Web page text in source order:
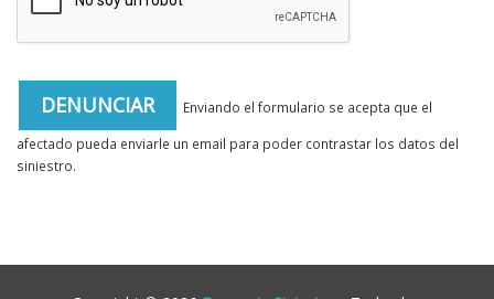
Enviando el formulario se acepta que el
afectado pueda enviarle un email para poder contrastar los datos del
siniestro.